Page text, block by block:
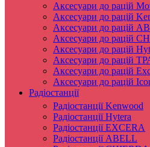
Аксесуари до рацій
Аксесуари до рацій
Аксесуари до рацій
Аксесуари до рацій
Аксесуари до рацій
Аксесуари до рацій
Аксесуари до рацій
Аксесуари до рацій
Радіостанції
Радіостанції Kenwood
Радіостанції Hytera
Радіостанції EXCERA
Радіостанції ABELL